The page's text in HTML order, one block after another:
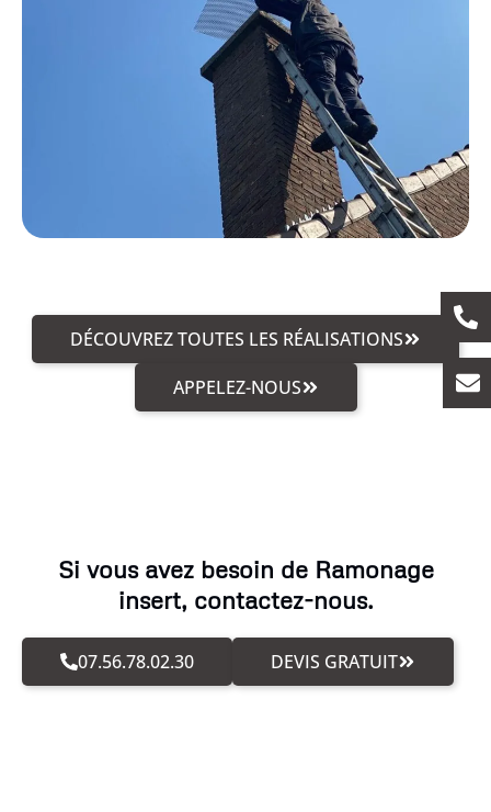
DÉCOUVREZ TOUTES LES RÉALISATIONS
APPELEZ-NOUS
Si vous avez besoin de Ramonage
insert, contactez-nous.
07.56.78.02.30 DEVIS GRATUIT